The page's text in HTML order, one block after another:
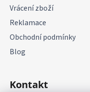
Vrácení zboží
Reklamace
Obchodní podmínky
Blog
Kontakt